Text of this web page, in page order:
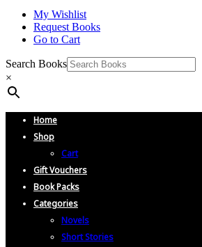
My Wishlist
Request Books
Go to Cart
Search Books
×
Home
Shop
Cart
Gift Vouchers
Book Packs
Categories
Novels
Short Stories